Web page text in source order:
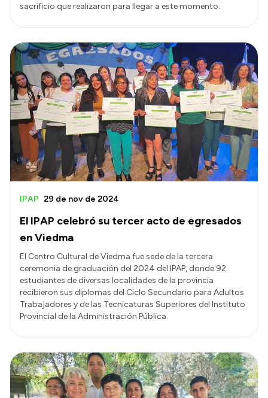
sacrificio que realizaron para llegar a este momento.
El IPAP celebró su tercer acto de egresados
en Viedma
IPAP 29 de nov de 2024
El Centro Cultural de Viedma fue sede de la tercera
ceremonia de graduación del 2024 del IPAP, donde 92
estudiantes de diversas localidades de la provincia
recibieron sus diplomas del Ciclo Secundario para Adultos
Trabajadores y de las Tecnicaturas Superiores del Instituto
Provincial de la Administración Pública.